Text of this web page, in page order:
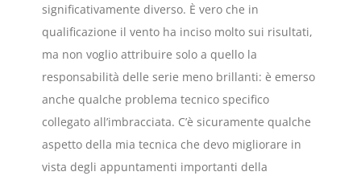
significativamente diverso. È vero che in
qualificazione il vento ha inciso molto sui risultati,
ma non voglio attribuire solo a quello la
responsabilità delle serie meno brillanti: è emerso
anche qualche problema tecnico specifico
collegato all’imbracciata. C’è sicuramente qualche
aspetto della mia tecnica che devo migliorare in
vista degli appuntamenti importanti della